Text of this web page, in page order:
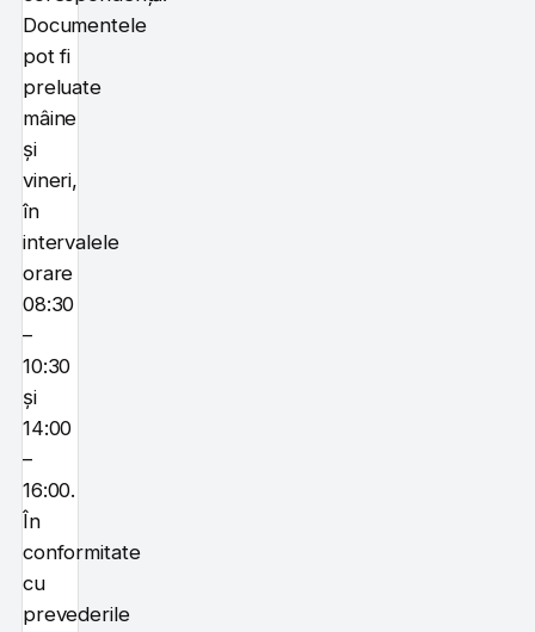
Documentele
pot fi
preluate
mâine
și
vineri,
în
intervalele
orare
08:30
–
10:30
și
14:00
–
16:00.
În
conformitate
cu
prevederile